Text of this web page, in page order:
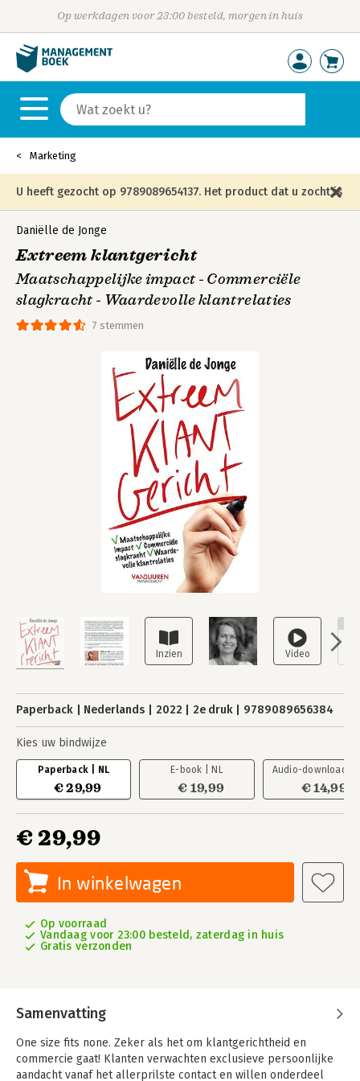
Op werkdagen voor 23:00 besteld, morgen in huis
Marketing
U heeft gezocht op 9789089654137. Het product dat u zocht is
niet meer in die editie leverbaar en is vervangen door de
onderstaande editie.
7 stemmen
Daniëlle de Jonge
Extreem klantgericht
Maatschappelijke impact - Commerciële
slagkracht - Waardevolle klantrelaties
Paperback Nederlands 2022 2e druk 9789089656384
Kies uw bindwijze
Paperback | NL
€ 29,99
E-book | NL
€ 19,99
Audio-download |
€ 14,99
€ 29,99
In winkelwagen
Op voorraad
Vandaag voor 23:00 besteld, zaterdag in huis
Gratis verzonden
Samenvatting
One size fits none. Zeker als het om klantgerichtheid en
commercie gaat! Klanten verwachten exclusieve persoonlijke
aandacht vanaf het allerprilste contact en willen onderdeel